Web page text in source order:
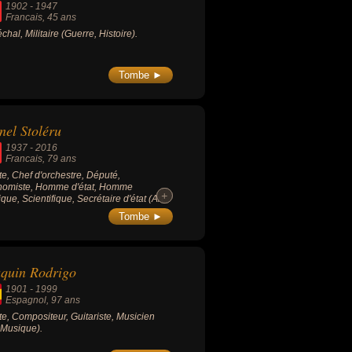
1902 -1947
Francais, 45 ans
Militaire (Guerre, Histoire).
Tombe ►
Stoléru
1937 -2016
Francais, 79 ans
Chef d'orchestre, Député,
Homme d'état, Homme
Scientifique, Secrétaire d'état (Art,
Musique, Politique, Politique de
Politique de gauche, Science).
+
+
Tombe ►
Rodrigo
1901 -1999
Espagnol, 97 ans
Compositeur, Guitariste, Musicien